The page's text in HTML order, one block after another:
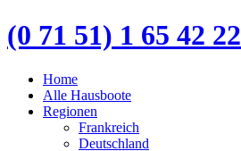
(0 71 51) 1 65 42 22
Home
Alle Hausboote
Regionen
Frankreich
Deutschland